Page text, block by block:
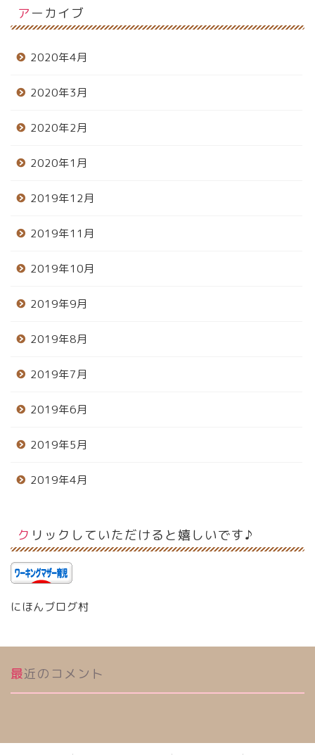
アーカイブ
2020年4月
2020年3月
2020年2月
2020年1月
2019年12月
2019年11月
2019年10月
2019年9月
2019年8月
2019年7月
2019年6月
2019年5月
2019年4月
クリックしていただけると嬉しいです♪
にほんブログ村
最近のコメント